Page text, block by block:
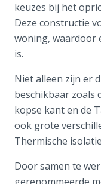
keuzes bij het
Deze constructie
woning, waardoor
is.
Niet alleen zijn er
beschikbaar zoals
kopse kant en de
ook grote
Thermische
Door samen te